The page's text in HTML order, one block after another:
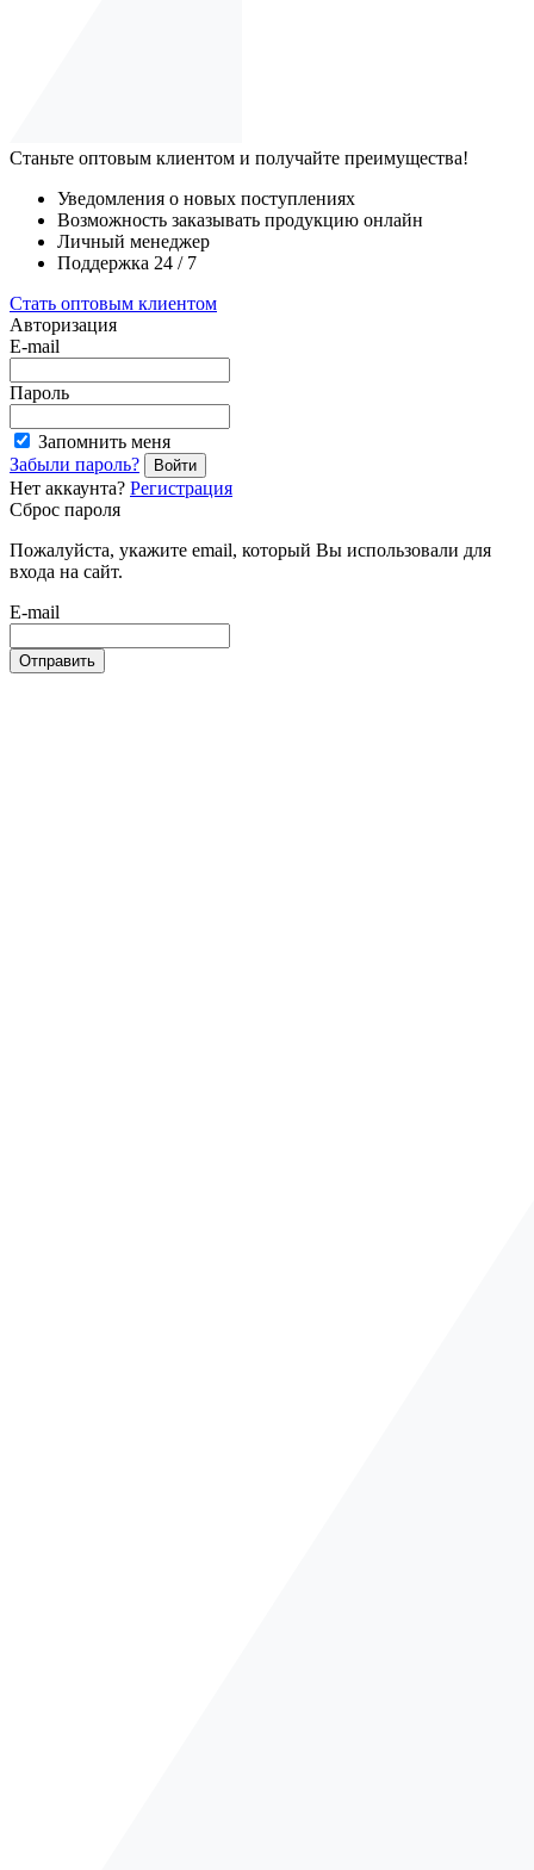
Станьте оптовым клиентом и получайте преимущества!
Уведомления о новых поступлениях
Возможность заказывать продукцию онлайн
Личный менеджер
Поддержка 24 / 7
Стать оптовым клиентом
Авторизация
E-mail
Пароль
Запомнить меня
Забыли пароль?
Войти
Нет аккаунта? Регистрация
Сброс пароля
Пожалуйста, укажите email, который Вы использовали для
входа на сайт.
E-mail
Отправить